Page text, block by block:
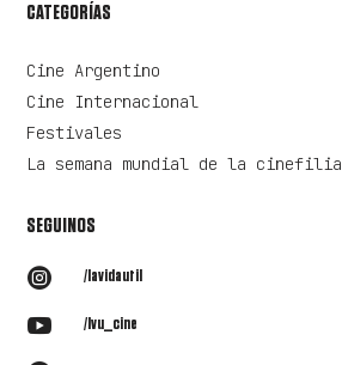
CATEGORÍAS
Cine Argentino
Cine Internacional
Festivales
La semana mundial de la cinefilia
SEGUINOS
 /lavidautil
 /lvu_cine